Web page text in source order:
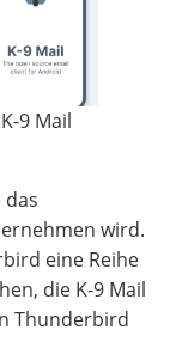
9 Mail
wird.
eine Reihe
die K-9 Mail
Thunderbird